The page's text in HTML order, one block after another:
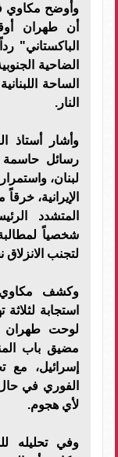
وأوضح مكاوي
أن طهران
الباكستاني"
الضاحية
الساحة
النار.
وأشار أستاذ
رسائل حاسمة
لبنان،
الإيرانية،
المتشدد
شخصياً
لتجنب
وكشف مكاوي
استجابة
لوحت طهران
مضيق باب
إسرائيل، مع
الفوري في
لأي هجوم.
وفي تحليله